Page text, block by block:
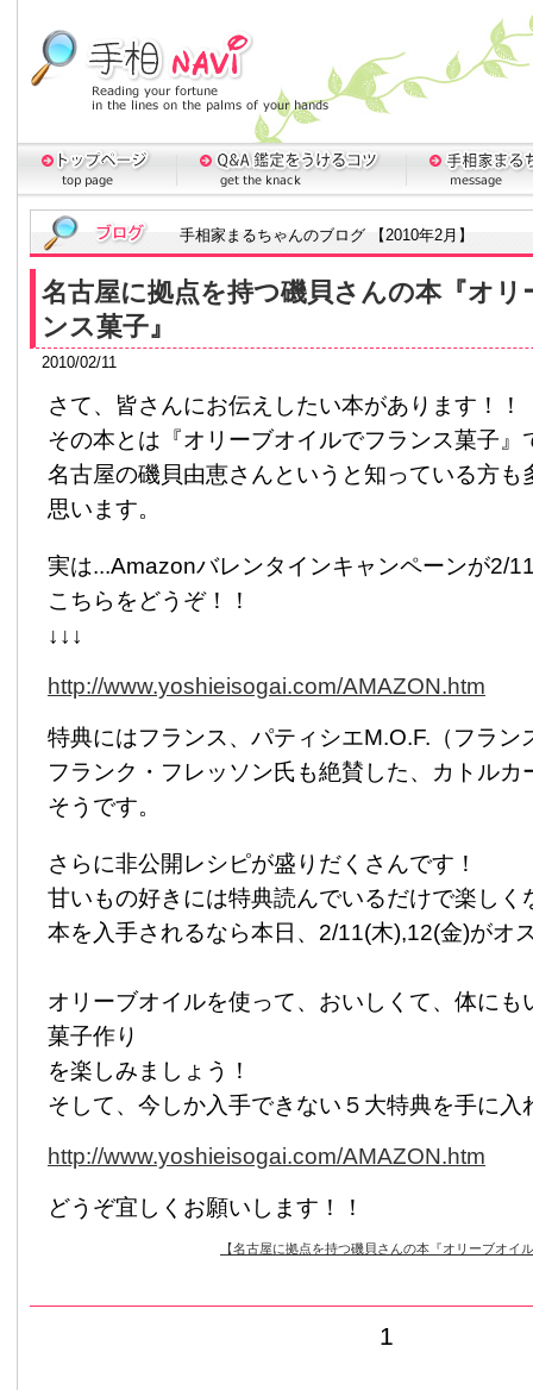
手相家まるちゃんのブログ 【2010年2月】
名古屋に拠点を持つ磯貝さんの本『オ
ンス菓子』
2010/02/11
さて、皆さんにお伝えしたい本があります！！
その本とは『オリーブオイルでフランス菓子』
名古屋の磯貝由恵さんというと知っている方も
思います。
実は...Amazonバレンタインキャンペーンが2/
こちらをどうぞ！！
↓↓↓
http://www.yoshieisogai.com/AMAZON.htm
特典にはフランス、パティシエM.O.F.（フラン
フランク・フレッソン氏も絶賛した、カトルカ
そうです。
さらに非公開レシピが盛りだくさんです！
甘いもの好きには特典読んでいるだけで楽しく
本を入手されるなら本日、2/11(木),12(金)がオ
オリーブオイルを使って、おいしくて、体にも
菓子作り
を楽しみましょう！
そして、今しか入手できない５大特典を手に
http://www.yoshieisogai.com/AMAZON.htm
どうぞ宜しくお願いします！！
【名古屋に拠点を持つ磯貝さんの本『オリーブオイ
1